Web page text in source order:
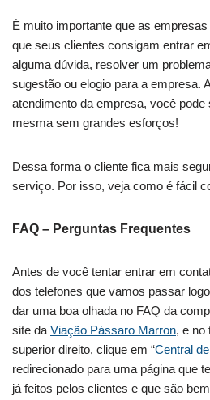
É muito importante que as
que seus clientes consigam entrar
alguma dúvida, resolver um
sugestão ou elogio para a empresa.
atendimento da empresa, você
mesma sem grandes esforços!
Dessa forma o cliente fica mais
serviço. Por isso, veja como é fácil
FAQ – Perguntas Frequentes
Antes de você tentar entrar em
dos telefones que vamos passar
dar uma boa olhada no FAQ da
site da Viação Pássaro Marron, e no
superior direito, clique em “Central
redirecionado para uma página que
já feitos pelos clientes e que são